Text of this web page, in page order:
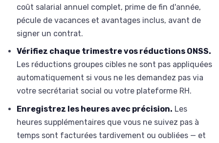
coût salarial annuel complet, prime de fin d'année,
pécule de vacances et avantages inclus, avant de
signer un contrat.
Vérifiez chaque trimestre vos réductions ONSS.
Les réductions groupes cibles ne sont pas appliquées
automatiquement si vous ne les demandez pas via
votre secrétariat social ou votre plateforme RH.
Enregistrez les heures avec précision. Les
heures supplémentaires que vous ne suivez pas à
temps sont facturées tardivement ou oubliées — et